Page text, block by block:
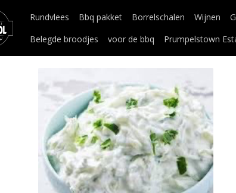
Rundvlees Bbq pakket Borrelschalen Wijnen
Belegde broodjes
voor de bbq Prumpelstown